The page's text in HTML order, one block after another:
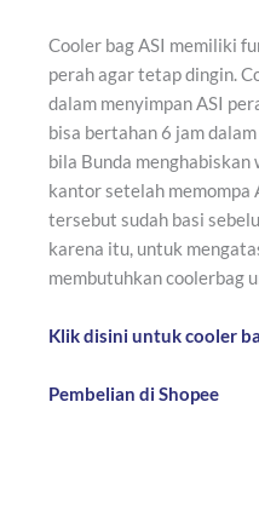
Cooler bag ASI memiliki
perah agar tetap dingin.
dalam menyimpan ASI
bisa bertahan 6 jam
bila Bunda
kantor setelah memompa
tersebut sudah basi
karena itu, untuk
membutuhkan coolerbag
Klik disini untuk cooler
Pembelian di Shopee